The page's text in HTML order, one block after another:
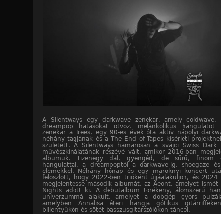
A Silentways egy darkwave zenekar, amely coldwave,
dreampop hatásokat ötvöz, melankolikus hangulatot
zenekar a Trees, egy 90-es évek óta aktív nápolyi
néhány tagjának és a The End of Tapes kísérleti
született. A Silentways hamarosan a svájci Swiss Dark
művészkínálatának részévé vált, amikor 2016-ban
albumuk. Tizenegy dal, gyengéd, de sűrű, finom
hangulattal, a dreampoptól a darkwave-ig, shoegaze
elemekkel. Néhány hónap és egy maroknyi koncert
feloszlott, hogy 2022-ben trióként újjáalakuljon, és 2024
megjelentesse második albumát, az Aeont, amelyet ismét
Nights adott ki. A debütalbum törékeny, álomszerű
univerzummá alakult, amelyet a dobgép gyors
amelyben Annalisa éteri hangja gótikus
billentyűkön és sötét basszusgitárszólókon táncol.